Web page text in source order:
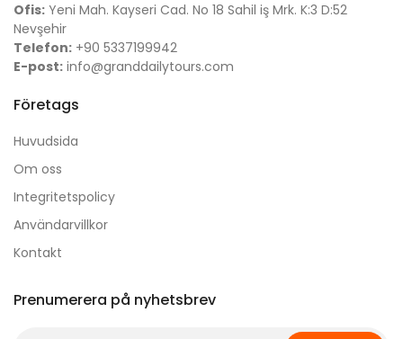
Ofis: Yeni Mah. Kayseri Cad. No 18 Sahil iş Mrk. K:3 D:52
Nevşehir
Telefon: +90 5337199942
E-post: info@granddailytours.com
Företags
Huvudsida
Om oss
Integritetspolicy
Användarvillkor
Kontakt
Prenumerera på nyhetsbrev